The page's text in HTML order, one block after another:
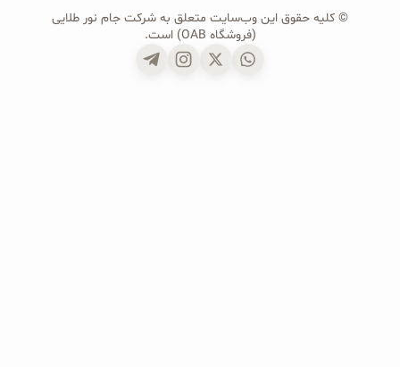
© کلیه حقوق این وب‌سایت متعلق به شرکت جام نور طلایی
(فروشگاه OAB) است.